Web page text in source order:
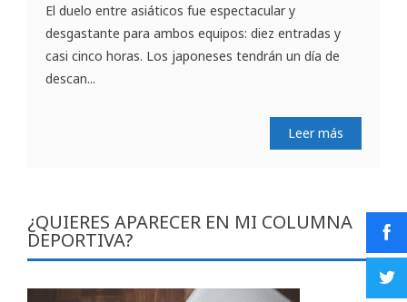
El duelo entre asiáticos fue espectacular y
desgastante para ambos equipos: diez entradas y
casi cinco horas. Los japoneses tendrán un día de
descan...
Leer más
¿QUIERES APARECER EN MI COLUMNA
DEPORTIVA?